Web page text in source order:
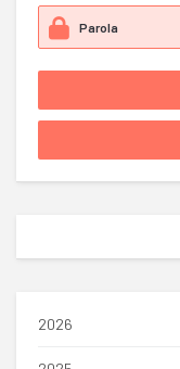
2026